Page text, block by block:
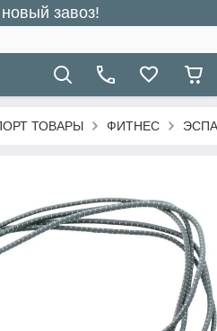
завоз!
ТОВАРЫ ФИТНЕС